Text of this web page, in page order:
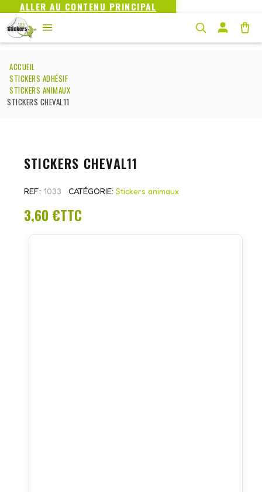
ALLER AU CONTENU PRINCIPAL
ACCUEIL
STICKERS ADHÉSIF
STICKERS ANIMAUX
STICKERS CHEVAL11
STICKERS CHEVAL11
REF 1033 CATÉGORIE Stickers animaux
3,60 €TTC